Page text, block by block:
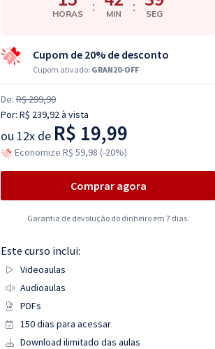
HORAS : MIN : SEG
Cupom de 20% de desconto
Cupom ativado: GRAN20-OFF
De: R$ 299,90
Por: R$ 239,92à vista
ou 12x de R$ 19,99
Economize R$ 59,98 (-20%)
Comprar agora
Garantia de devolução do dinheiro em 7 dias.
Este curso inclui:
Videoaulas
Audioaulas
PDFs
150 dias para acessar
Download ilimitado das aulas